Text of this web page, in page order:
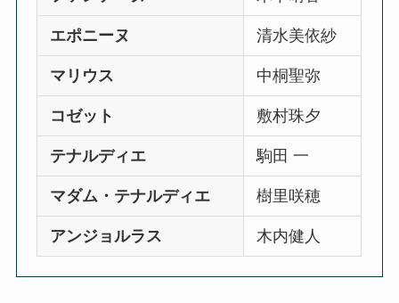
エポニーヌ 清水美依紗
マリウス 中桐聖弥
コゼット 敷村珠夕
テナルディエ 駒田 一
マダム・テナルディエ 樹里咲穂
アンジョルラス 木内健人